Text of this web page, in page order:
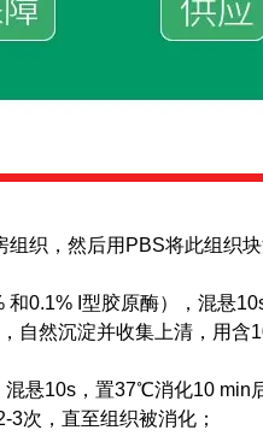
织，然后用PBS将此组织
和0.1% I型胶原酶），混悬
自然沉淀并收集上清，用含
悬10s，置37℃消化10 min
次，直至组织被消化；